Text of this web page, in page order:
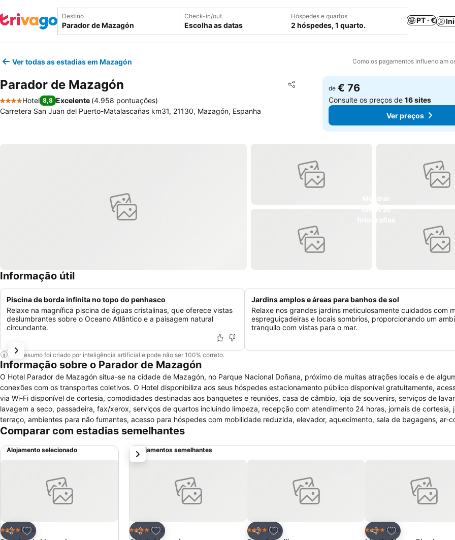
Destino Check-in/out
Escolha as datas
Hóspedes e quartos
2 hóspedes, 1 quarto.
PT · €
Ver todas as estadias em Mazagón Como os pagamentos influenciam
Parador de Mazagón Partilhar
Adicionar aos favoritos
4 Estrelas
Hotel 8,8 Excelente (4.958 pontuações)
Carretera San Juan del Puerto-Matalascañas km31, 21130, Mazagón, Espanha
de € 76
Consulte os preços de16 sites
Ver preços
Informação útil
Piscina de borda infinita no topo do penhasco
Relaxe na magnífica piscina de águas cristalinas, que oferece vistas
deslumbrantes sobre o Oceano Atlântico e a paisagem natural
circundante.
Jardins amplos e áreas para banhos de sol
Relaxe nos grandes jardins meticulosamente cuidados com
espreguiçadeiras e locais sombrios, proporcionando um
tranquilo com vistas para o mar.
Este resumo foi criado por inteligência artificial e pode não ser 100% correto.
Informação sobre o Parador de Mazagón
O Hotel Parador de Mazagón situa-se na cidade de Mazagón, no Parque Nacional Doñana, próximo de muitas atrações locais e de
conexões com os transportes coletivos. O Hotel disponibiliza aos seus hóspedes estacionamento público disponível gratuitamente,
via Wi-Fi disponível de cortesia, comodidades destinadas aos banquetes e reuniões, casa de câmbio, loja de souvenirs, serviços de
lavagem a seco, passadeira, fax/xerox, serviços de quartos incluindo limpeza, recepção com atendimento 24 horas, jornais de cortesia,
terraço, ambientes para não fumantes, acesso para hóspedes com mobilidade reduzida, elevador, aquecimento, sala de bagagens, ar-
área específica para fumantes e serviços de check-in/check-out expresso. As atrações recreativas disponíveis incluem quadra de tênis,
piscina ao ar livre.Os quartos deste Hotel são equipados com cofre, ar-condicionado, aquecimento, mesa de trabalho, televisão LCD com
satélite, banheiro com ducha e secador de cabelo.
Comparar com estadias semelhantes
Alojamento selecionado
Partilhar
Adicionar aos favoritos
4 EstrelasHotel
Alojamentos semelhantes
Partilhar
Adicionar aos favoritos
4 EstrelasHotel
Partilhar
Adicionar aos favoritos
4 EstrelasHotel
Partilhar
Adicionar aos
4 EstrelasHotel
próximo